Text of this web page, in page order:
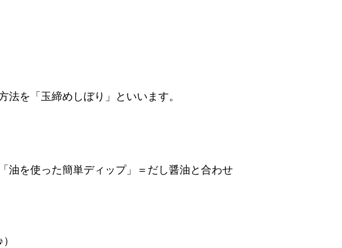
を「玉締めしぼり」といいます。
油を使った簡単ディップ」＝だし醤油と合わせ